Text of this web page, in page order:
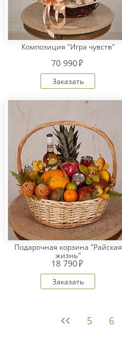
Композиция "Игра чувств"
70 990
Заказать
Подарочная корзина "Райская
жизнь"
18 790
Заказать
5 6